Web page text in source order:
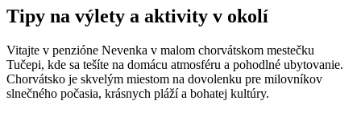
Tipy na výlety a aktivity v okolí
Vitajte v penzióne Nevenka v malom chorvátskom mestečku
Tučepi, kde sa tešíte na domácu atmosféru a pohodlné ubytovanie.
Chorvátsko je skvelým miestom na dovolenku pre milovníkov
slnečného počasia, krásnych pláží a bohatej kultúry.